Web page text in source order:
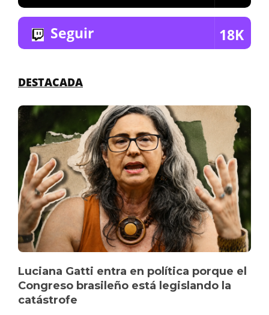
Seguir 18K
DESTACADA
Luciana Gatti entra en política porque el
Congreso brasileño está legislando la
catástrofe